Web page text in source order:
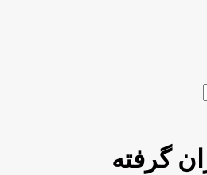
گرفته